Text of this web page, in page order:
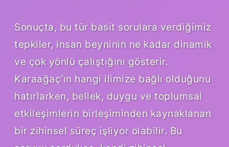
Sonuçta, bu tür basit sorulara verdiğimiz
tepkiler, insan beyninin ne kadar dinamik
ve çok yönlü çalıştığını gösterir.
Karaağaç’ın hangi ilimize bağlı olduğunu
hatırlarken, bellek, duygu ve toplumsal
etkileşimlerin birleşiminden kaynaklanan
bir zihinsel süreç işliyor olabilir. Bu